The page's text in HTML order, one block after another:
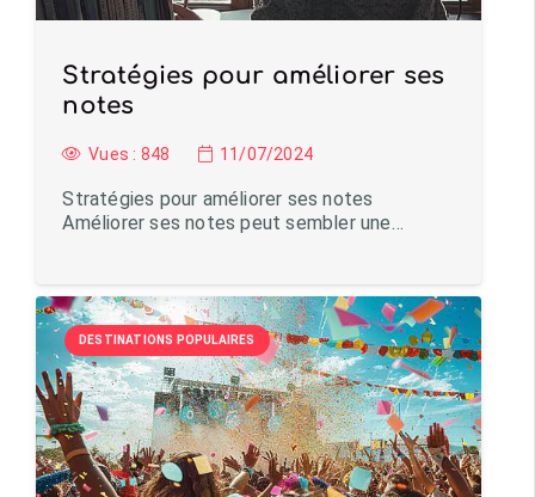
Stratégies pour améliorer ses
notes
Vues : 848 11/07/2024
Stratégies pour améliorer ses notes
Améliorer ses notes peut sembler une…
DESTINATIONS POPULAIRES